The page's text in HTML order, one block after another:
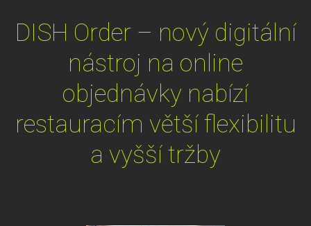
DISH Order – nový digitální
nástroj na online
objednávky nabízí
restauracím větší flexibilitu
a vyšší tržby